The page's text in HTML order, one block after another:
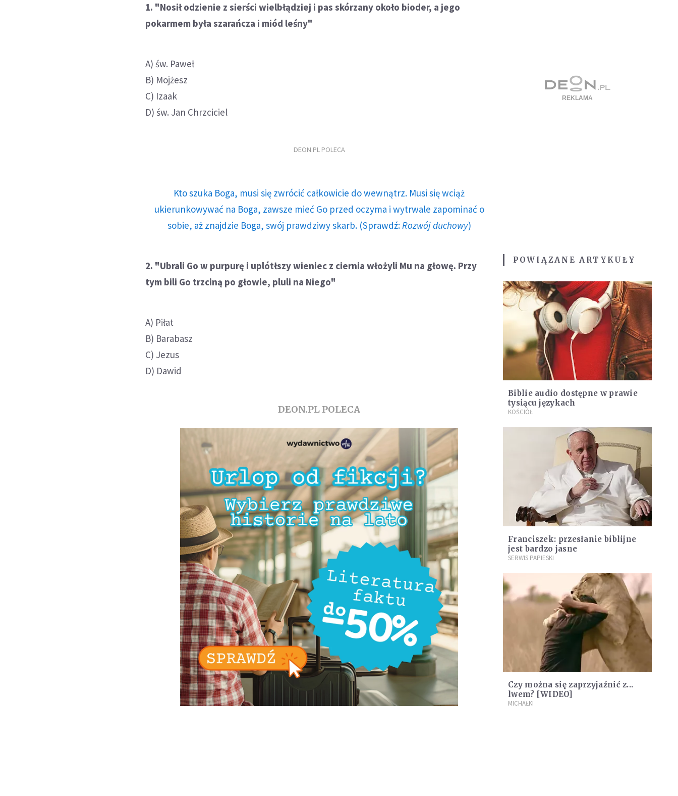
1. "Nosił odzienie z sierści wielbłądziej i pas skórzany około bioder, a jego
pokarmem była szarańcza i miód leśny"
A) św. Paweł
B) Mojżesz
C) Izaak
D) św. Jan Chrzciciel
DEON.PL POLECA
Kto szuka Boga, musi się zwrócić całkowicie do wewnątrz. Musi się wciąż
ukierunkowywać na Boga, zawsze mieć Go przed oczyma i wytrwale zapominać o
sobie, aż znajdzie Boga, swój prawdziwy skarb. (Sprawdź: Rozwój duchowy)
2. "Ubrali Go w purpurę i uplótłszy wieniec z ciernia włożyli Mu na głowę. Przy
tym bili Go trzciną po głowie, pluli na Niego"
A) Piłat
B) Barabasz
C) Jezus
D) Dawid
DEON.PL POLECA
POWIĄZANE ARTYKUŁY
Biblie audio dostępne w prawie
tysiącu językach
KOŚCIÓŁ
Franciszek: przesłanie biblijne
jest bardzo jasne
SERWIS PAPIESKI
Czy można się zaprzyjaźnić z...
lwem? [WIDEO]
MICHAŁKI